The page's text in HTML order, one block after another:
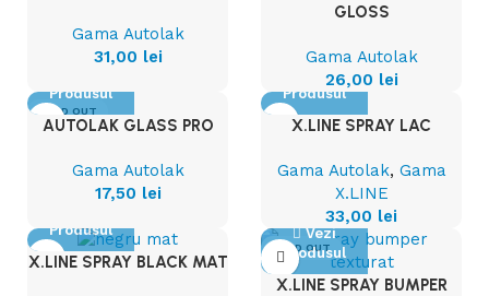
Gama Autolak
31,00 lei
GLOSS
Gama Autolak
26,00 lei
SOLD OUT
Produsul
AUTOLAK GLASS PRO
Gama Autolak
17,50 lei
Vezi
Produsul
X.LINE SPRAY LAC
Gama Autolak, Gama
X.LINE
33,00 lei
Produsul
X.LINE SPRAY BLACK MAT
SOLD OUT
Vezi
Produsul
X.LINE SPRAY BUMPER